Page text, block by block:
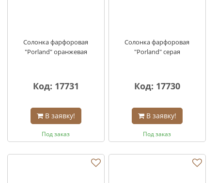
Солонка фарфоровая
"Porland" оранжевая
Код: 17731
В заявку!
Под заказ
Солонка фарфоровая
"Porland" серая
Код: 17730
В заявку!
Под заказ